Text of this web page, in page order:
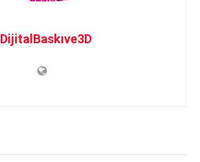
DijitalBaskıve3D